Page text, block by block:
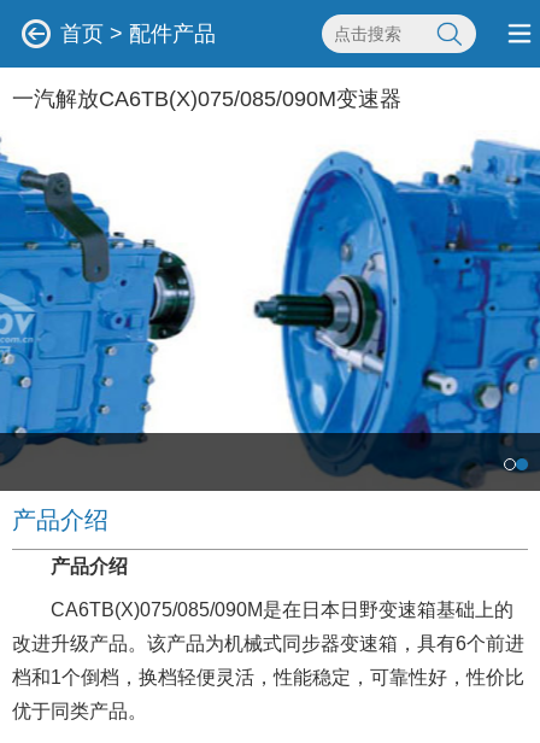
首页 > 配件产品
一汽解放CA6TB(X)075/085/090M变速器
产品介绍
产品介绍
CA6TB(X)075/085/090M是在日本日野变速箱基础上的
改进升级产品。该产品为机械式同步器变速箱，具有6个前进
档和1个倒档，换档轻便灵活，性能稳定，可靠性好，性价比
优于同类产品。